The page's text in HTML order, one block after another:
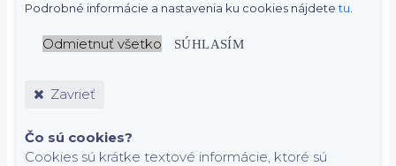
Podrobné informácie a nastavenia ku cookies nájdetetu
Odmietnuť všetko SÚHLASÍM
Zavrieť
Čo sú cookies?
Cookies sú krátke textové informácie, ktoré sú